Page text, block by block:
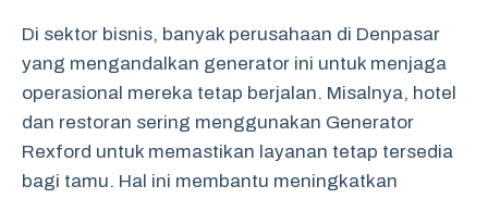
Di sektor bisnis, banyak perusahaan di Denpasar
yang mengandalkan generator ini untuk menjaga
operasional mereka tetap berjalan. Misalnya, hotel
dan restoran sering menggunakan Generator
Rexford untuk memastikan layanan tetap tersedia
bagi tamu. Hal ini membantu meningkatkan